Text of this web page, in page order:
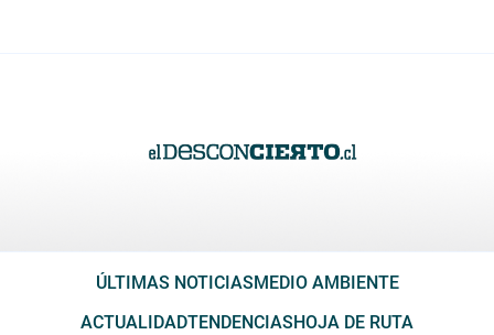
ÚLTIMAS NOTICIASMEDIO AMBIENTE
ACTUALIDADTENDENCIASHOJA DE RUTA